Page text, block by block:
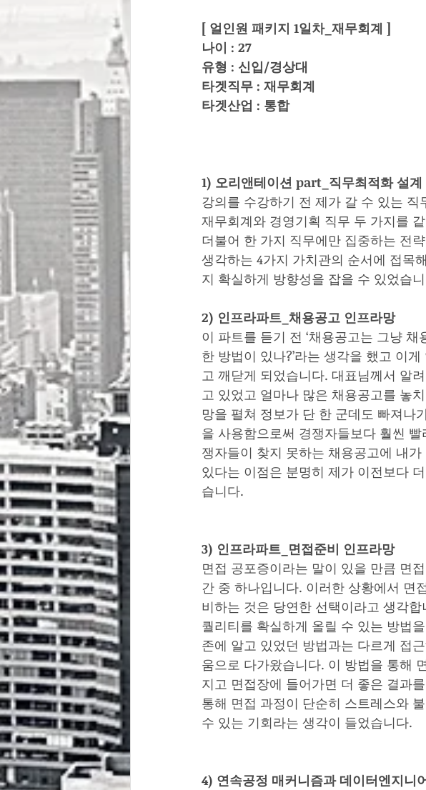
[ 얼인원 패키지 1일차_재무회계 ]
나이 : 27
유형 : 신입/경상대
타겟직무 : 재무회계
타겟산업 : 통합
1) 오리앤테이션 part_직무최적화 설계
강의를 수강하기 전 제가 갈 수 있는
재무회계와 경영기획 직무 두 가지를
더불어 한 가지 직무에만 집중하는 전
생각하는 4가지 가치관의 순서에 접목
지 확실하게 방향성을 잡을 수 있었습
2) 인프라파트_채용공고 인프라망
이 파트를 듣기 전 ‘채용공고는 그냥
한 방법이 있나?’라는 생각을 했고 이
고 깨닫게 되었습니다. 대표님께서 알
고 있었고 얼마나 많은 채용공고를 놓
망을 펼쳐 정보가 단 한 군데도 빠져나
을 사용함으로써 경쟁자들보다 훨씬
쟁자들이 찾지 못하는 채용공고에 내
있다는 이점은 분명히 제가 이전보다
습니다.
3) 인프라파트_면접준비 인프라망
면접 공포증이라는 말이 있을 만큼 면
간 중 하나입니다. 이러한 상황에서 면
비하는 것은 당연한 선택이라고 생각
퀄리티를 확실하게 올릴 수 있는 방법
존에 알고 있었던 방법과는 다르게 접
움으로 다가왔습니다. 이 방법을 통해
지고 면접장에 들어가면 더 좋은 결과
통해 면접 과정이 단순히 스트레스와
수 있는 기회라는 생각이 들었습니다.
4) 연속공정 매커니즘과 데이터엔지니